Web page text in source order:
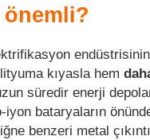
kıyasla hem
süredir enerji
bataryaların
benzeri metal